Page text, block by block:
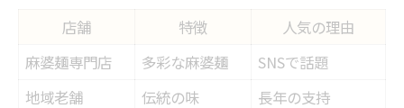
店舗 特徴
人気の理由
麻婆麺専門店
多彩な麻婆麺
SNSで話題
地域老舗
伝統の味
長年の支持